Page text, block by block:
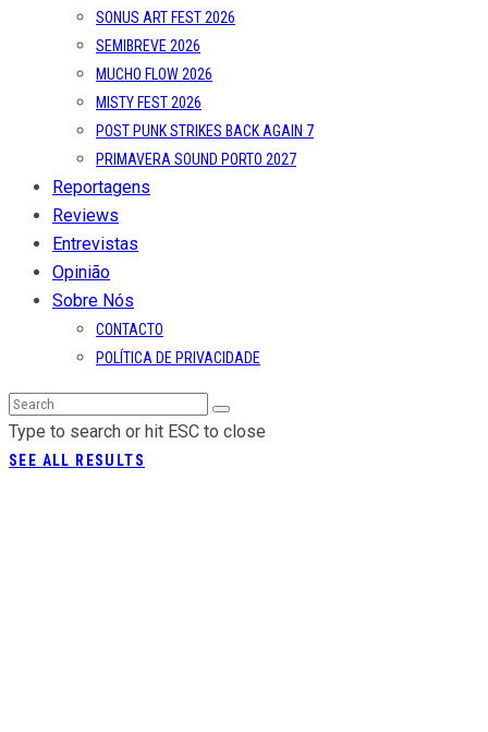
SONUS ART FEST 2026
SEMIBREVE 2026
MUCHO FLOW 2026
MISTY FEST 2026
POST PUNK STRIKES BACK AGAIN 7
PRIMAVERA SOUND PORTO 2027
Reportagens
Reviews
Entrevistas
Opinião
Sobre Nós
CONTACTO
POLÍTICA DE PRIVACIDADE
Type to search or hit ESC to close
SEE ALL RESULTS